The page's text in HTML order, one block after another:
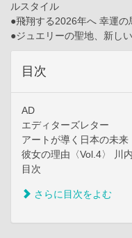
ルスタイル
●飛翔する2026年へ 幸運の
●ジュエリーの聖地、新し
目次
AD
エディターズレター
アートが導く日本の未来
彼女の理由〈Vol.4〉 川
目次
さらに目次をよむ